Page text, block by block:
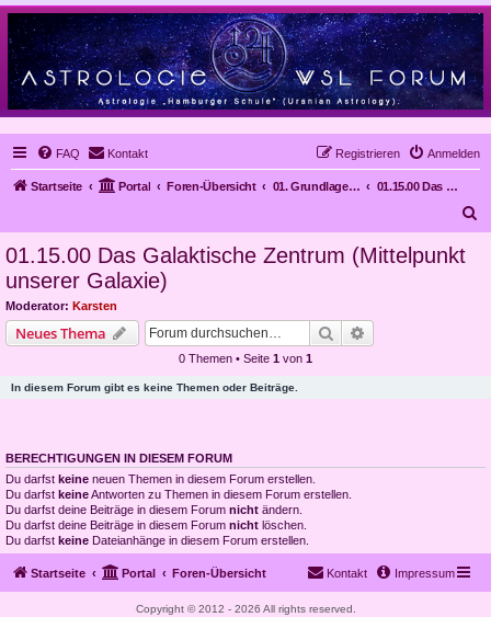
FAQ Kontakt Anmelden
Registrieren
Startseite Portal Foren-Übersicht 01. Grundlagen der Astrologie
01.15.00 Das Galaktische Zentrum (Mittelpunkt unserer Galaxie)
01.15.00 Das Galaktische Zentrum (Mittelpunkt
unserer Galaxie)
Moderator: Karsten
Neues Thema Suche
0 Themen • Seite 1 von 1
In diesem Forum gibt es keine Themen oder Beiträge.
BERECHTIGUNGEN IN DIESEM FORUM
Du darfst keine neuen Themen in diesem Forum erstellen.
Du darfst keineAntworten zu Themen in diesem Forum erstellen.
Du darfst deine Beiträge in diesem Forum nicht ändern.
Du darfst deine Beiträge in diesem Forum nicht löschen.
Du darfst keine Dateianhänge in diesem Forum erstellen.
Startseite Portal Foren-Übersicht Impressum
Kontakt
Copyright © 2012 - 2026 All rights reserved.